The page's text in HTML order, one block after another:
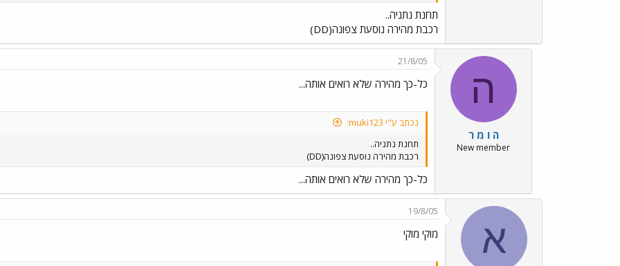
תחנת נתניה..
רכבת מהירה נוסעת צפונה(DD)
ה
ה ו מ ר
New member
21/8/05
כל-כך מהירה שלא רואים אותה...
נכתב ע"י muki123:
תחנת נתניה..
רכבת מהירה נוסעת צפונה(DD)
כל-כך מהירה שלא רואים אותה...
א
19/8/05
מוקי מוקי